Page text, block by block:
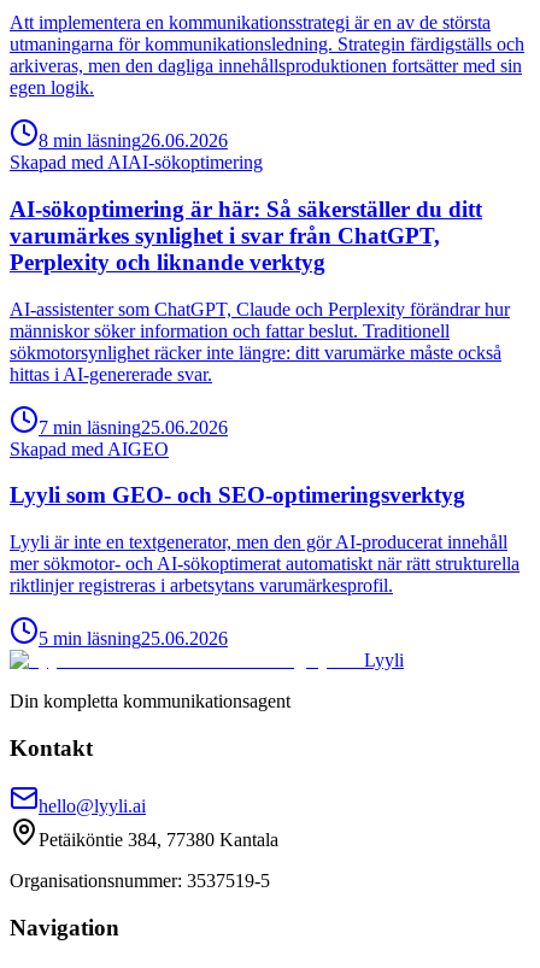
Att implementera en kommunikationsstrategi är en av de största
utmaningarna för kommunikationsledning. Strategin färdigställs och
arkiveras, men den dagliga innehållsproduktionen fortsätter med sin
egen logik.
8 min läsning26.06.2026
Skapad med AIAI-sökoptimering
AI-sökoptimering är här: Så säkerställer du ditt
varumärkes synlighet i svar från ChatGPT,
Perplexity och liknande verktyg
AI-assistenter som ChatGPT, Claude och Perplexity förändrar hur
människor söker information och fattar beslut. Traditionell
sökmotorsynlighet räcker inte längre: ditt varumärke måste också
hittas i AI-genererade svar.
7 min läsning25.06.2026
Skapad med AIGEO
Lyyli som GEO- och SEO-optimeringsverktyg
Lyyli är inte en textgenerator, men den gör AI-producerat innehåll
mer sökmotor- och AI-sökoptimerat automatiskt när rätt strukturella
riktlinjer registreras i arbetsytans varumärkesprofil.
5 min läsning25.06.2026
Lyyli
Din kompletta kommunikationsagent
Kontakt
hello@lyyli.ai
Petäiköntie 384, 77380 Kantala
Organisationsnummer: 3537519-5
Navigation